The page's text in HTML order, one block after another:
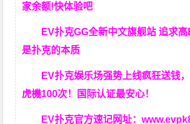
家余额!快体验吧
EV扑克GG全新中文旗舰站 追求高
是扑克的本质
EV扑克娱乐场强势上线疯狂送钱
虎機100次！国际认证最安心！
EV扑克官方速记网址：